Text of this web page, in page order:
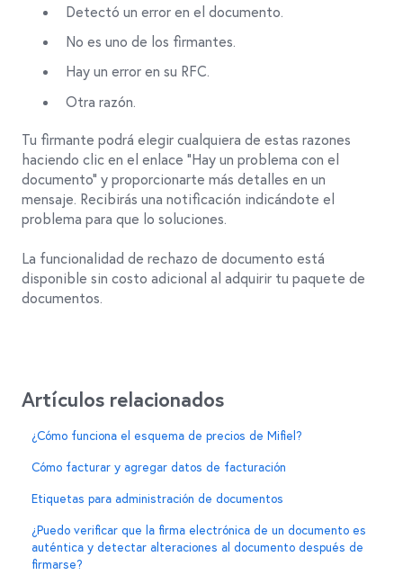
Detectó un error en el documento.
No es uno de los firmantes.
Hay un error en su RFC.
Otra razón.
Tu firmante podrá elegir cualquiera de estas razones
haciendo clic en el enlace "Hay un problema con el
documento" y proporcionarte más detalles en un
mensaje. Recibirás una notificación indicándote el
problema para que lo soluciones.
La funcionalidad de rechazo de documento está
disponible sin costo adicional al adquirir tu paquete de
documentos.
Artículos relacionados
¿Cómo funciona el esquema de precios de Mifiel?
Cómo facturar y agregar datos de facturación
Etiquetas para administración de documentos
¿Puedo verificar que la firma electrónica de un documento es
auténtica y detectar alteraciones al documento después de
firmarse?